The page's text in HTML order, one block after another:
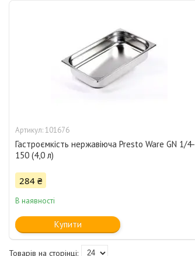
101676
Гастроємкість нержавіюча Presto Ware GN 1/4-
150 (4,0 л)
284 ₴
В наявності
Купити